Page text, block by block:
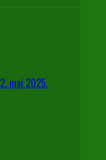
2. maj 2025.